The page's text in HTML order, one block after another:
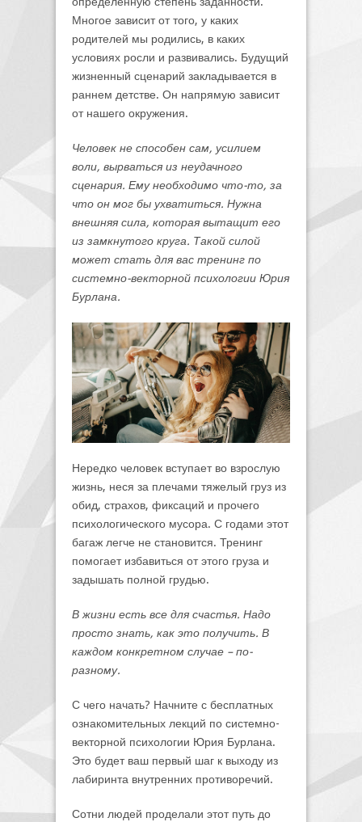
Многое зависит от того, у каких
родителей мы родились, в каких
условиях росли и развивались. Будущий
жизненный сценарий закладывается в
раннем детстве. Он напрямую зависит
от нашего окружения.
Человек не способен сам, усилием
воли, вырваться из неудачного
сценария. Ему необходимо что-то, за
что он мог бы ухватиться. Нужна
внешняя сила, которая вытащит его
из замкнутого круга. Такой силой
может стать для вас тренинг по
системно-векторной психологии Юрия
Бурлана.
Нередко человек вступает во взрослую
жизнь, неся за плечами тяжелый груз из
обид, страхов, фиксаций и прочего
психологического мусора. С годами этот
багаж легче не становится. Тренинг
помогает избавиться от этого груза и
задышать полной грудью.
В жизни есть все для счастья. Надо
просто знать, как это получить. В
каждом конкретном случае – по-
разному.
С чего начать? Начните с бесплатных
ознакомительных лекций по системно-
векторной психологии Юрия Бурлана.
Это будет ваш первый шаг к выходу из
лабиринта внутренних противоречий.
Сотни людей проделали этот путь до